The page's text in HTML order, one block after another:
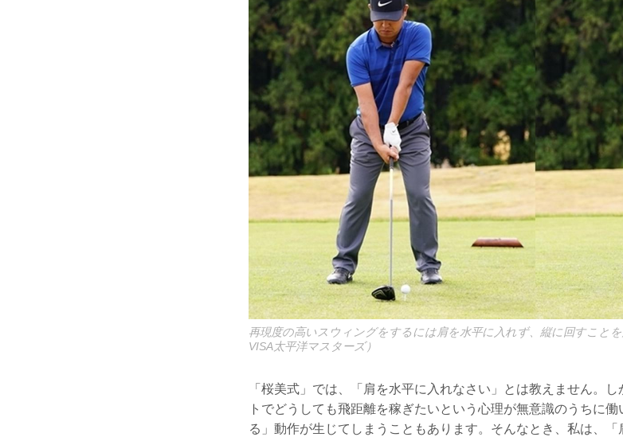
再現度の高いスウィングをするには肩を水平に入れず、縦に回すこと
VISA太平洋マスターズ）
「桜美式」では、「肩を水平に入れなさい」とは教えません。
トでどうしても飛距離を稼ぎたいという心理が無意識のうちに
る」動作が生じてしまうこともあります。そんなとき、私は、